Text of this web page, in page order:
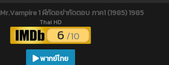
Mr.Vampire 1 ผีกัดอย่ากัดตอบ ภาค1 (1985) 1985
Thai HD
6 /10
พากย์ไทย